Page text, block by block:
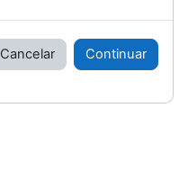
Cancelar Continuar